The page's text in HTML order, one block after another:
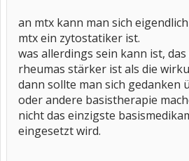
an mtx kann man sich
mtx ein zytostatiker ist.
was allerdings sein kann ist,
rheumas stärker ist als die
dann sollte man sich gedanken
oder andere basistherapie
nicht das einzigste
eingesetzt wird.